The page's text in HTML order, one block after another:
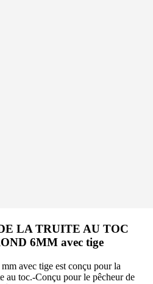
LA TRUITE AU TOC
6MM avec tige
avec tige est conçu pour la
au toc.-Conçu pour le pêcheur de